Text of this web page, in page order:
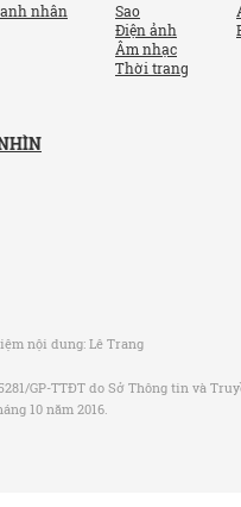
nhân
Sao
Điện ảnh
Âm nhạc
Thời trang
nội dung: Lê Trang
GP-TTĐT do Sở Thông tin và
10 năm 2016.